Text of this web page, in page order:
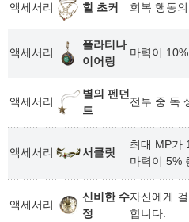
액세서리 힐 초커 회복 행동
액세서리
플라티나
이어링
마력이
액세서리
별의 펜던
트
전투 중 독
액세서리 서클릿
최대 MP가
마력이 5%
액세서리
신비한 수
정
자신에게
합니다.